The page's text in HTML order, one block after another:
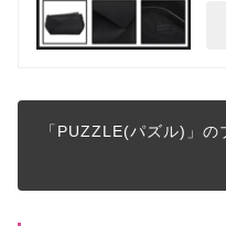
「PUZZLE(パズル)」